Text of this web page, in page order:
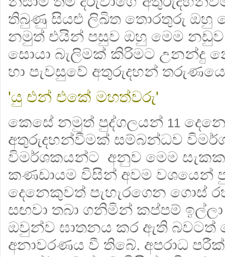
තිබුණු සියළු ලිඛිත තොරතුරු ඔහු
නමුත් එයින් පසුව ඔහු මෙම
සොයා බැලිමක් කිරිමට උනන්දු
හා පැවසුවේ අතුරුදහන්
'යු එන් එකේ මහත්වරු'
කෙසේ නමුත් පුද්ගලයන් 11
අතුරුදහන්වීමක් සම්බන්ධව
විමර්ශකයන්ට අනුව මෙම
කණඩායම විසින් අවම වශයෙන්
දෙනෙකුවත් පැහැරගෙන ගොස්
සඟවා තබා ගනිමින් කප්පම්
ඔවුන්ව ඝාතනය කර ඇති බවටත්
අනාවරණය වී තිබේ. අපරාධ